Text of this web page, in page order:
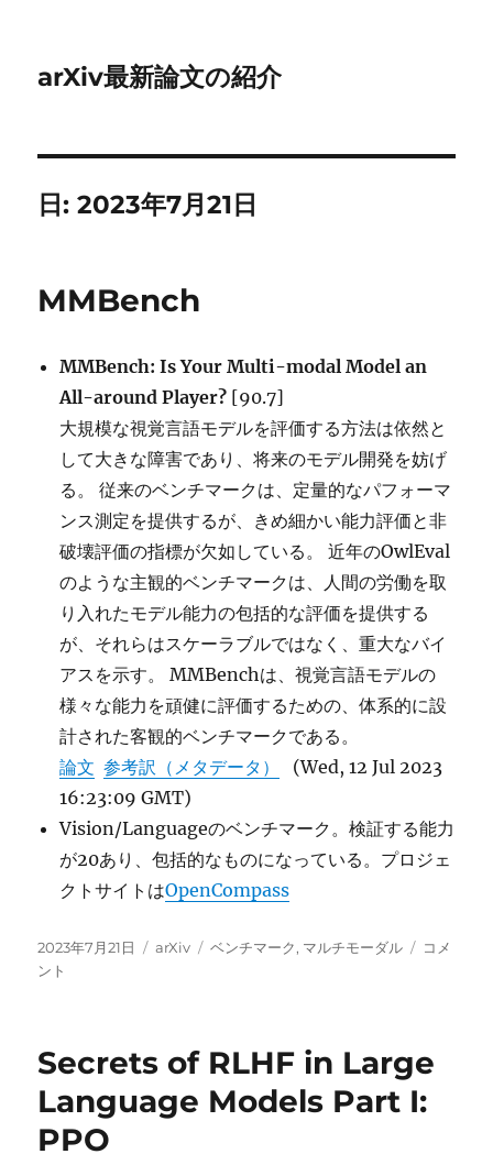
arXiv最新論文の紹介
日:2023年7月21日
MMBench
MMBench: Is Your Multi-modal Model an
All-around Player? [90.7]
大規模な視覚言語モデルを評価する方法は依然と
して大きな障害であり、将来のモデル開発を妨げ
る。 従来のベンチマークは、定量的なパフォーマ
ンス測定を提供するが、きめ細かい能力評価と非
破壊評価の指標が欠如している。 近年のOwlEval
のような主観的ベンチマークは、人間の労働を取
り入れたモデル能力の包括的な評価を提供する
が、それらはスケーラブルではなく、重大なバイ
アスを示す。 MMBenchは、視覚言語モデルの
様々な能力を頑健に評価するための、体系的に設
計された客観的ベンチマークである。
論文 参考訳（メタデータ）
(Wed, 12 Jul 2023
16:23:09 GMT)
Vision/Languageのベンチマーク。検証する能力
が20あり、包括的なものになっている。プロジェ
クトサイトはOpenCompass
投
稿
2023年7月21日
カ
arXiv
タ
ベンチマーク, マルチモーダル
コメ
ント
Secrets of RLHF in Large
Language Models Part I:
PPO